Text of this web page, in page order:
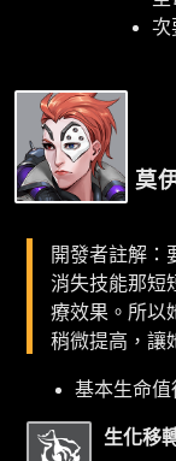
次
莫
開發者註解：
消失技能那短
療效果。所以
稍微提高，讓
基本生命值
生化移